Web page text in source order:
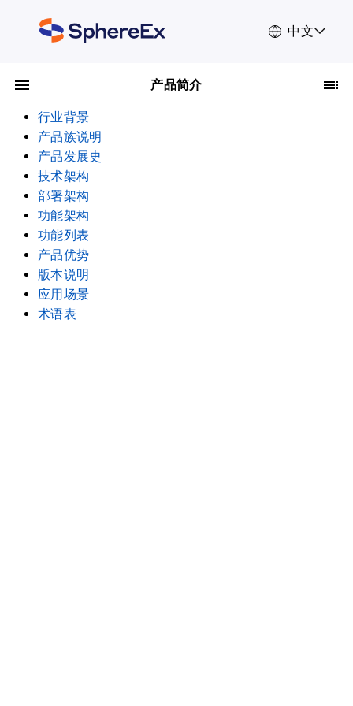
中文
产品简介
行业背景
产品族说明
产品发展史
技术架构
部署架构
功能架构
功能列表
产品优势
版本说明
应用场景
术语表